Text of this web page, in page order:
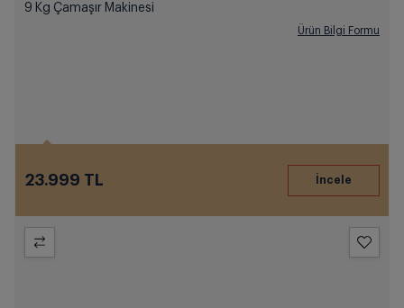
9 Kg Çamaşır Makinesi
Ürün Bilgi Formu
23.999 TL